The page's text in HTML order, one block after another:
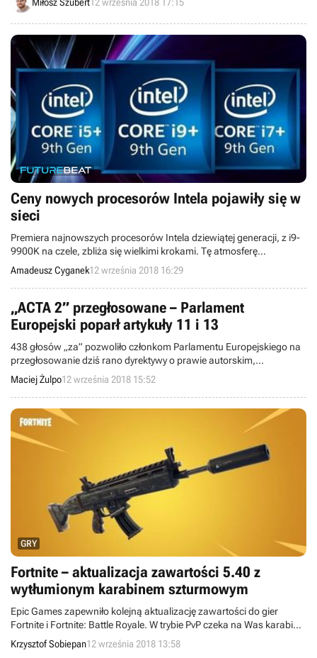
urządzeniach mobilnych. Większość z nich korzysta z więcej niż
Ceny nowych procesorów Intela pojawiły się w
sieci
Premiera najnowszych procesorów Intela dziewiątej generacji, z i9-
9900K na czele, zbliża się wielkimi krokami. Tę atmosferę
podgrzewają pierwsze konkretne informacje o planowanej cenie
nadchodzących CPU.
Amadeusz Cyganek12 września 2018 16:29
„ACTA 2” przegłosowane – Parlament
Europejski poparł artykuły 11 i 13
438 głosów „za” pozwoliło członkom Parlamentu Europejskiego na
przegłosowanie dziś rano dyrektywy o prawie autorskim,
nazywanym przez przeciwników szeroko „ACTA 2.0”. Tym samym
nowe zasady – również te zawarte w osławionych artykułach 11 i 13
– niebawem najprawdopodobniej wejdą w życie.
Maciej Żulpo12 września 2018 15:52
GRY
Fortnite – aktualizacja zawartości 5.40 z
wytłumionym karabinem szturmowym
Epic Games zapewniło kolejną aktualizację zawartości do gier
Fortnite i Fortnite: Battle Royale. W trybie PvP czeka na Was karabin
szturmowy z tłumikiem, a w Ratowaniu świata pojawiła się agentka
polowa Rio i nowe wyzwania Hordobicia.
Krzysztof Sobiepan12 września 2018 13:58